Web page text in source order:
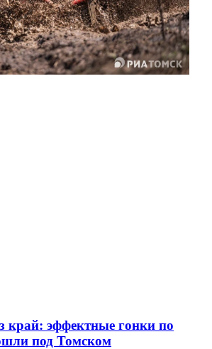
край: эффектные гонки по
под Томском